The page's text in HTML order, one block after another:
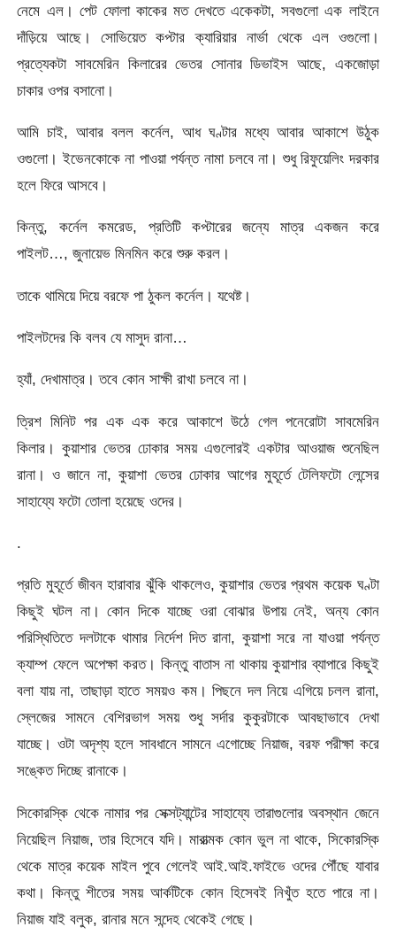
নেমে এল। পেট ফোলা কাকের মত দেখতে একেকটা, সবগুলো এক লাইনে
দাঁড়িয়ে আছে। সোভিয়েত কপ্টার ক্যারিয়ার নার্ভা থেকে এল ওগুলো।
প্রত্যেকটা সাবমেরিন কিলারের ভেতর সোনার ডিভাইস আছে, একজোড়া
চাকার ওপর বসানো।
আমি চাই, আবার বলল কর্নেল, আধ ঘণ্টার মধ্যে আবার আকাশে উঠুক
ওগুলো। ইভেনকোকে না পাওয়া পর্যন্ত নামা চলবে না। শুধু রিফুয়েলিং দরকার
হলে ফিরে আসবে।
কিন্তু, কর্নেল কমরেড, প্রতিটি কপ্টারের জন্যে মাত্র একজন করে
পাইলট…, জুনায়েভ মিনমিন করে শুরু করল।
তাকে থামিয়ে দিয়ে বরফে পা ঠুকল কর্নেল। যথেষ্ট।
পাইলটদের কি বলব যে মাসুদ রানা…
হ্যাঁ, দেখামাত্র। তবে কোন সাক্ষী রাখা চলবে না।
ত্রিশ মিনিট পর এক এক করে আকাশে উঠে গেল পনেরোটা সাবমেরিন
কিলার। কুয়াশার ভেতর ঢোকার সময় এগুলোরই একটার আওয়াজ শুনেছিল
রানা। ও জানে না, কুয়াশা ভেতর ঢোকার আগের মুহূর্তে টেলিফটো লেন্সের
সাহায্যে ফটো তোলা হয়েছে ওদের।
.
প্রতি মুহূর্তে জীবন হারাবার ঝুঁকি থাকলেও, কুয়াশার ভেতর প্রথম কয়েক ঘণ্টা
কিছুই ঘটল না। কোন দিকে যাচ্ছে ওরা বোঝার উপায় নেই, অন্য কোন
পরিস্থিতিতে দলটাকে থামার নির্দেশ দিত রানা, কুয়াশা সরে না যাওয়া পর্যন্ত
ক্যাম্প ফেলে অপেক্ষা করত। কিন্তু বাতাস না থাকায় কুয়াশার ব্যাপারে কিছুই
বলা যায় না, তাছাড়া হাতে সময়ও কম। পিছনে দল নিয়ে এগিয়ে চলল রানা,
স্লেজের সামনে বেশিরভাগ সময় শুধু সর্দার কুকুরটাকে আবছাভাবে দেখা
যাচ্ছে। ওটা অদৃশ্য হলে সাবধানে সামনে এগোচ্ছে নিয়াজ, বরফ পরীক্ষা করে
সঙ্কেত দিচ্ছে রানাকে।
সিকোরস্কি থেকে নামার পর সেক্সট্যান্টের সাহায্যে তারাগুলোর অবস্থান জেনে
নিয়েছিল নিয়াজ, তার হিসেবে যদি। মারাত্মক কোন ভুল না থাকে, সিকোরস্কি
থেকে মাত্র কয়েক মাইল পুবে গেলেই আই.আই.ফাইভে ওদের পৌঁছে যাবার
কথা। কিন্তু শীতের সময় আর্কটিকে কোন হিসেবই নিখুঁত হতে পারে না।
নিয়াজ যাই বলুক, রানার মনে সন্দেহ থেকেই গেছে।